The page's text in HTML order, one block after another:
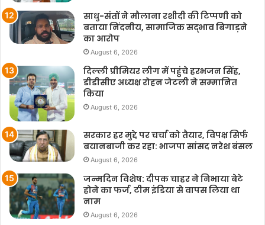
साधु-संतों ने मौलाना रशीदी की टिप्‍पणी को
बताया निंदनीय, सामाजिक सद्भाव बिगाड़ने
का आरोप
August 6, 2026
दिल्ली प्रीमियर लीग में पहुंचे हरभजन सिंह,
डीडीसीए अध्यक्ष रोहन जेटली ने सम्मानित
किया
August 6, 2026
सरकार हर मुद्दे पर चर्चा को तैयार, विपक्ष सिर्फ
बयानबाजी कर रहा: भाजपा सांसद नरेश बंसल
August 6, 2026
जन्मदिन विशेष: दीपक चाहर ने निभाया बेटे
होने का फर्ज, टीम इंडिया से वापस लिया था
नाम
August 6, 2026